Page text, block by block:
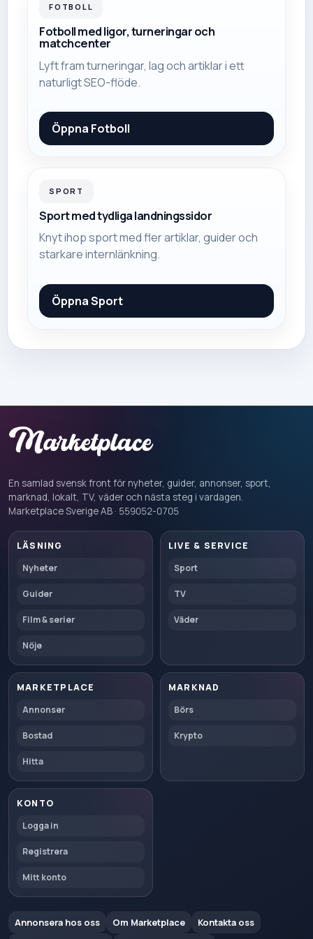
FOTBOLL
Fotboll med ligor, turneringar och
matchcenter
Lyft fram turneringar, lag och artiklar i ett
naturligt SEO-flöde.
Öppna Fotboll
SPORT
Sport med tydliga landningssidor
Knyt ihop sport med fler artiklar, guider och
starkare internlänkning.
ÖppnaSport
En samlad svensk front för nyheter, guider, annonser, sport,
marknad, lokalt, TV, väder och nästa steg i vardagen.
Marketplace Sverige AB · 559052-0705
LÄSNING
Nyheter
Guider
Film & serier
Nöje
LIVE & SERVICE
Sport
TV
Väder
MARKETPLACE
Annonser
Bostad
Hitta
MARKNAD
Börs
Krypto
KONTO
Logga in
Registrera
Mitt konto
Annonsera hos oss Om Marketplace
Kontakta oss